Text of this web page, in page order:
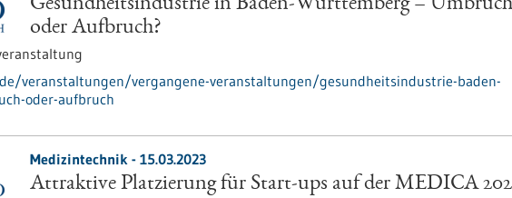
Gesundheitsindustrie in Baden-Württemberg – Umbruch
oder Aufbruch?
veranstaltungen/vergangene-veranstaltungen/gesundheitsindustrie-baden-
oder-aufbruch
Medizintechnik - 15.03.2023
Attraktive Platzierung für Start-ups auf der MEDICA